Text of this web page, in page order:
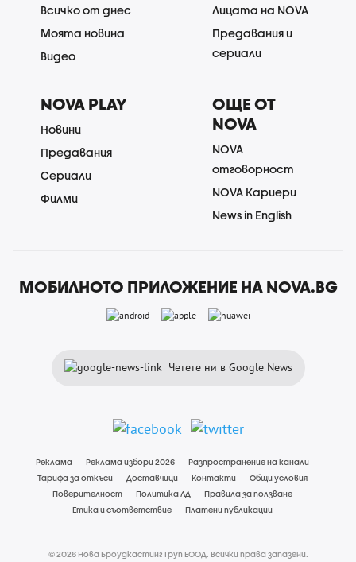
Всичко от днес
Моята новина
Видео
Лицата на NOVA
Предавания и
сериали
NOVA PLAY
Новини
Предавания
Сериали
Филми
ОЩЕ ОТ
NOVA
NOVA
отговорност
NOVA Кариери
News in English
МОБИЛНОТО ПРИЛОЖЕНИЕ НА NOVA.BG
Четете ни в Google News
Реклама Реклама избори 2026
Разпространение на канали
Тарифа за откъси
Доставчици Контакти
Общи условия
Поверителност
Политика ЛД
Правила за ползване
Етика и съответствие
Платени публикации
© 2026 Нова Броудкастинг Груп ЕООД. Всички права запазени.